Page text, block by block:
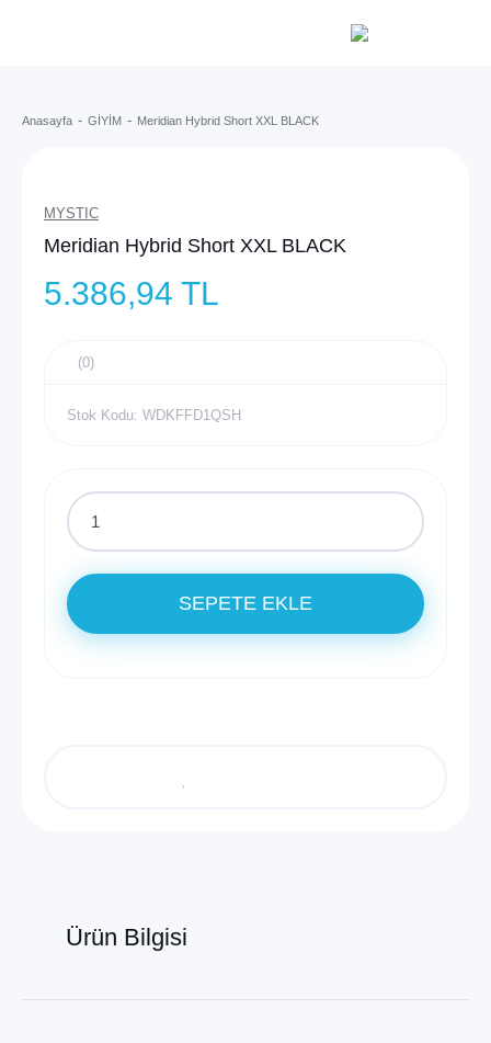
Anasayfa GİYİM Meridian Hybrid Short XXL BLACK
MYSTIC
Meridian Hybrid Short XXL BLACK
5.386,94 TL
(0)
Stok Kodu: WDKFFD1QSH
SEPETE EKLE
Ürün Bilgisi